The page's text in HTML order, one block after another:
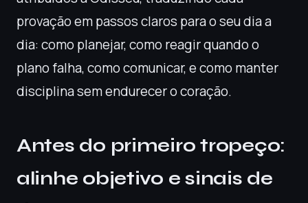
provação em passos claros para o seu dia a
dia: como planejar, como reagir quando o
plano falha, como comunicar, e como manter
disciplina sem endurecer o coração.
Antes do primeiro tropeço:
alinhe objetivo e sinais de